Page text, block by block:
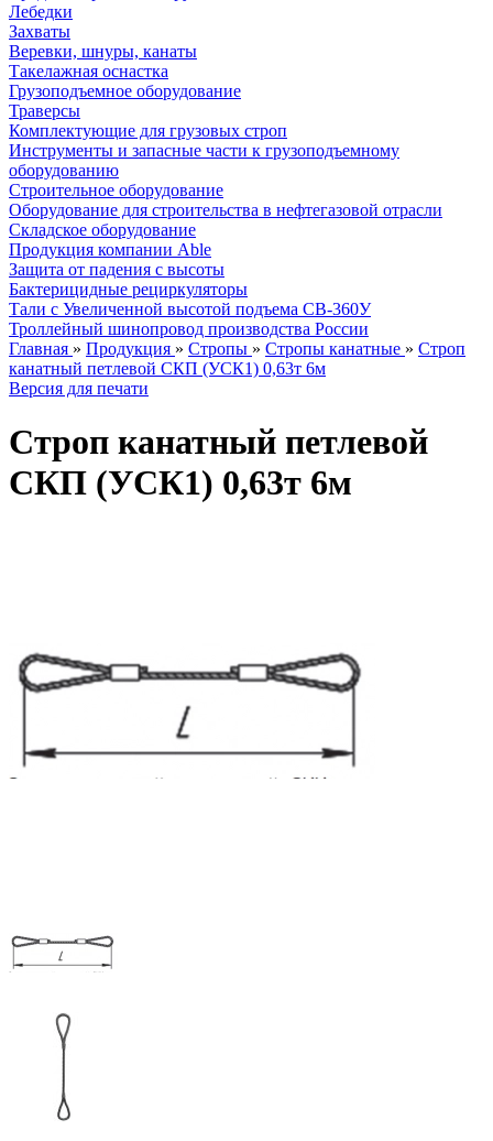
Лебедки
Захваты
Веревки, шнуры, канаты
Такелажная оснастка
Грузоподъемное оборудование
Траверсы
Комплектующие для грузовых строп
Инструменты и запасные части к грузоподъемному
оборудованию
Строительное оборудование
Оборудование для строительства в нефтегазовой отрасли
Складское оборудование
Продукция компании Able
Защита от падения с высоты
Бактерицидные рециркуляторы
Тали с Увеличенной высотой подъема СВ-360У
Троллейный шинопровод производства России
Главная » Продукция » Стропы » Стропы канатные » Строп
канатный петлевой СКП (УСК1) 0,63т 6м
Версия для печати
Строп канатный петлевой
СКП (УСК1) 0,63т 6м